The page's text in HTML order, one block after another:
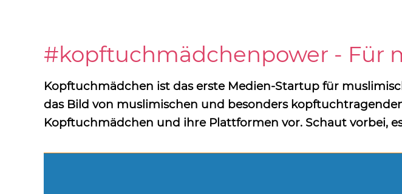
#kopftuchmädchenpower - Für
Kopftuchmädchen ist das erste Medien-Startup für
das Bild von muslimischen und besonders
Kopftuchmädchen und ihre Plattformen vor. Schaut vorbei,